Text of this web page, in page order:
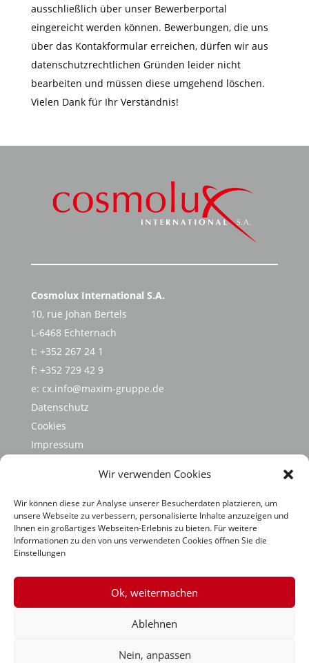
Wir verwenden Cookies
Wir können diese zur Analyse unserer Besucherdaten platzieren, um
unsere Webseite zu verbessern, personalisierte Inhalte anzuzeigen und
Ihnen ein großartiges Webseiten-Erlebnis zu bieten. Für weitere
Informationen zu den von uns verwendeten Cookies öffnen Sie die
Einstellungen
Ok, weitermachen
Ablehnen
Nein, anpassen
ausschließlich über unser Bewerberportal
eingereicht werden können. Bewerbungen, die uns
über das Kontakformular erreichen, dürfen wir aus
datenschutzrechtlichen Gründen leider nicht
bearbeiten und müssen diese umgehend löschen.
Vielen Dank für Ihr Verständnis!
Cosmolux International S.A.
10, rue Johan Bertels
L-6468 Echternach
t: +352 267 24 1
f: +352 729 42 9
e: cx.info@maxim-gruppe.de
Datenschutz
Cookies
Impressum
Code of Conduct
MAXIM Gruppe
Nachhaltigkeit